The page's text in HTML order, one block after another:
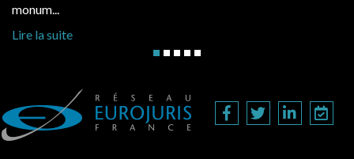
monum...
Lire la suite